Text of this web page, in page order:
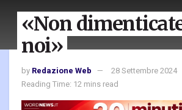
«Non
noi»
by Redazione Web
28 Settembre 2024
Reading Time: 12 mins read